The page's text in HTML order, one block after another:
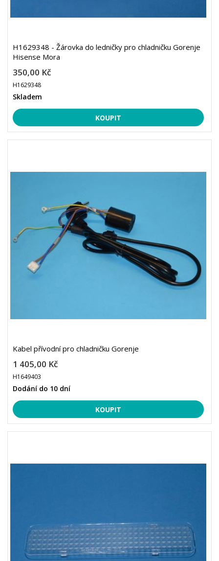
H1629348 - Žárovka do ledničky pro chladničku Gorenje
Hisense Mora
350,00 Kč
H1629348
Skladem
Kabel přívodní pro chladničku Gorenje
1 405,00 Kč
H1649403
Dodání do 10 dní